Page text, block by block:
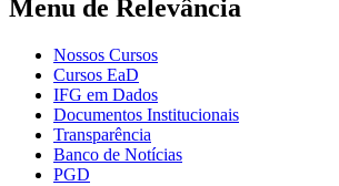
Menu de Relevância
Nossos Cursos
Cursos EaD
IFG em Dados
Documentos Institucionais
Transparência
Banco de Notícias
PGD